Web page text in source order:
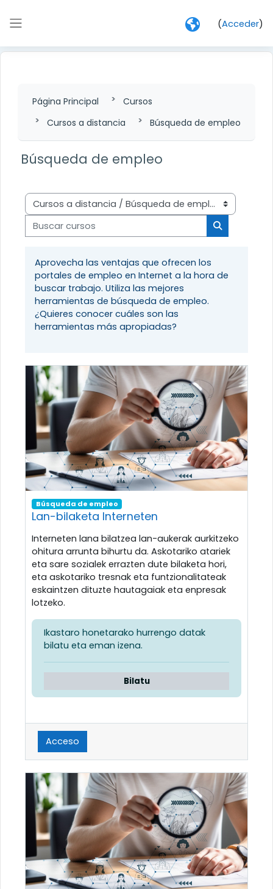
(Acceder)
Página Principal
Cursos
Cursos a distancia
Búsqueda de empleo
Búsqueda de empleo
Categorías
Buscar cursos
Buscar
Aprovecha las ventajas que ofrecen los
portales de empleo en Internet a la hora de
buscar trabajo. Utiliza las mejores
herramientas de búsqueda de empleo.
¿Quieres conocer cuáles son las
herramientas más apropiadas?
Búsqueda de empleo
Lan-bilaketa Interneten
Interneten lana bilatzea lan-aukerak aurkitzeko
ohitura arrunta bihurtu da. Askotariko atariek
eta sare sozialek errazten dute bilaketa hori,
eta askotariko tresnak eta funtzionalitateak
eskaintzen dituzte hautagaiak eta enpresak
lotzeko.
Ikastaro honetarako hurrengo datak
bilatu eta eman izena.
Bilatu
Acceso